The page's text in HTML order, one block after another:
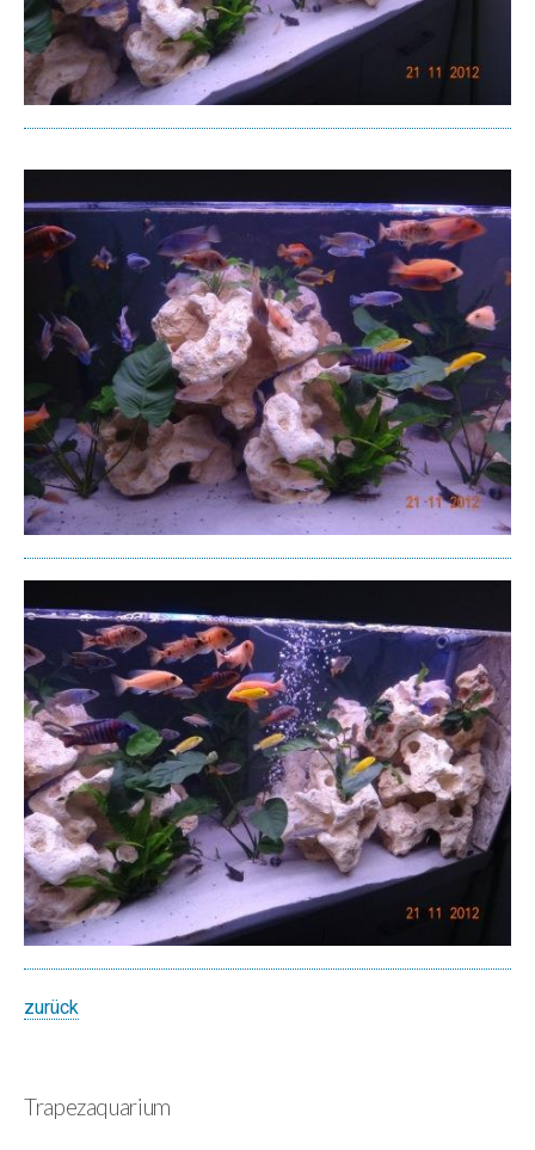
zurück
Trapezaquarium